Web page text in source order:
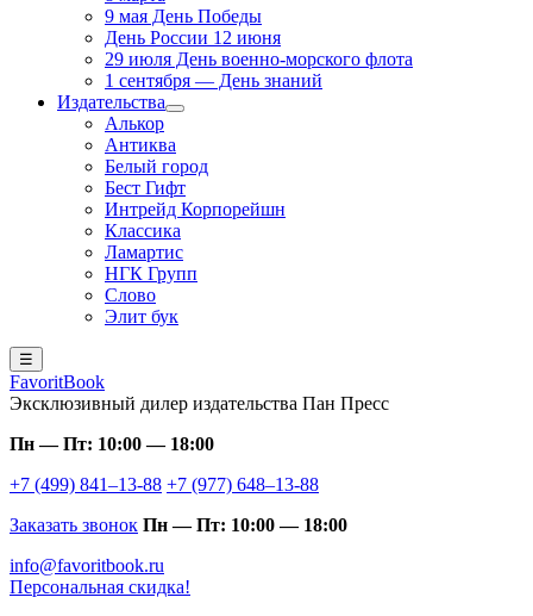
9 мая День Победы
День России 12 июня
29 июля День военно-морского флота
1 сентября — День знаний
Издательства
Алькор
Антиква
Белый город
Бест Гифт
Интрейд Корпорейшн
Классика
Ламартис
НГК Групп
Слово
Элит бук
☰
FavoritBook
Эксклюзивный дилер издательства Пан Пресс
Пн — Пт: 10:00 — 18:00
+7 (499) 841–13-88 +7 (977) 648–13-88
Заказать звонок Пн — Пт: 10:00 — 18:00
info@favoritbook.ru
Персональная скидка!